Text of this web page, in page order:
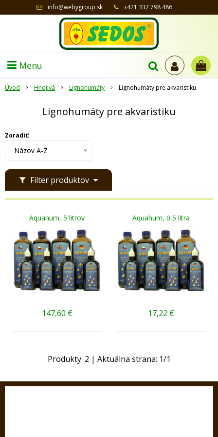
info@webygroup.sk +421 337 798 486
Menu
Úvod Hnojivá Lignohumáty Lignohumáty pre akvaristiku
Lignohumáty pre akvaristiku
Filter produktov
Zoradiť:
Názov A-Z
Aquahum, 5 litrov
147,60 €
Aquahum, 0,5 litra
17,22 €
Produkty: 2 | Aktuálna strana: 1/1